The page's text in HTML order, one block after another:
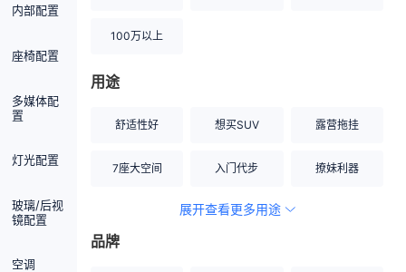
内部配置
座椅配置
多媒体配
置
灯光配置
玻璃/后视
镜配置
空调
100万以上
用途
舒适性好 想买SUV 露营拖挂
7座大空间 入门代步 撩妹利器
空间宽敞
展开查看更多用途
品牌